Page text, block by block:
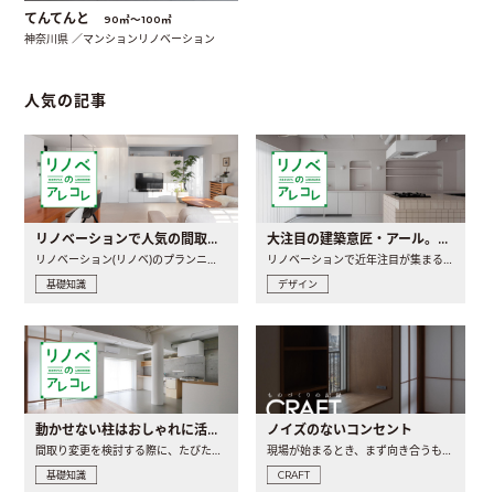
てんてんと 90㎡〜100㎡
神奈川県 ／マンションリノベーション
人気の記事
リノベーションで人気の間取りとは？トレンドの間取りと実例を徹底解説
リノベーション(リノベ)のプランニングで一番最初に決めるのは..
基礎知識
大注目の建築意匠・アール。人気の理由と空間に取り入れるポイント
リノベーションで近年注目が集まる建築意匠の一つであるアール..
デザイン
動かせない柱はおしゃれに活用！柱を魅せるリノベーション(リノベ)4選
間取り変更を検討する際に、たびたび皆さんの頭を悩ませる動か..
基礎知識
ノイズのないコンセント
現場が始まるとき、まず向き合うものの一つがコンセントです..
CRAFT